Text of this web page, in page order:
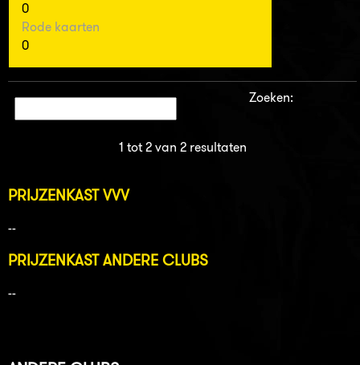
0
Rode kaarten
0
Zoeken:
1 tot 2 van 2 resultaten
PRIJZENKAST VVV
--
PRIJZENKAST ANDERE CLUBS
--